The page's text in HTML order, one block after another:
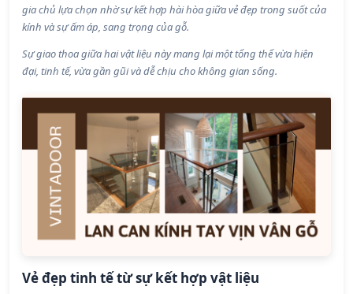
gia chủ lựa chọn nhờ sự kết hợp hài hòa giữa vẻ đẹp trong suốt của
kính và sự ấm áp, sang trọng của gỗ.
Sự giao thoa giữa hai vật liệu này mang lại một tổng thể vừa hiện
đại, tinh tế, vừa gần gũi và dễ chịu cho không gian sống.
Vẻ đẹp tinh tế từ sự kết hợp vật liệu